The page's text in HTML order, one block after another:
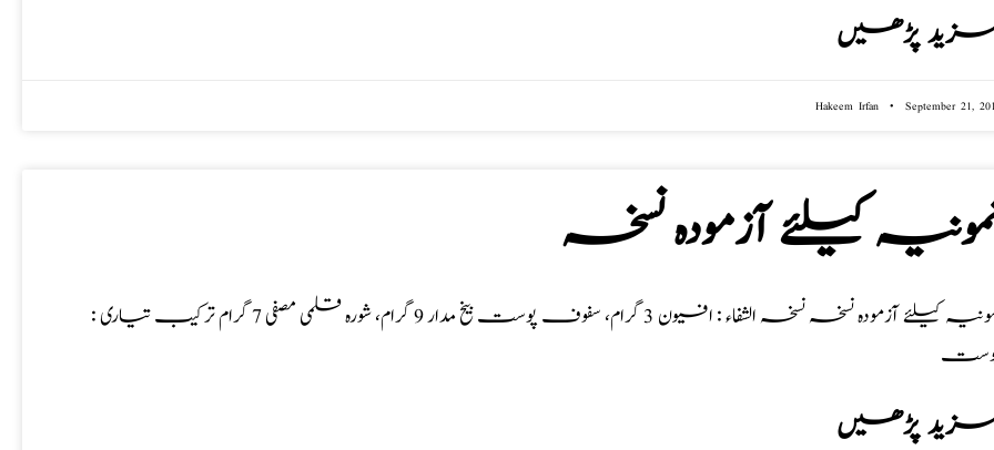
پڑھیں
Hakeem Irfan September 21,
کیلئے آزمودہ نسخہ
نمونیہ کیلئے آزمودہ نسخہ نسخہ الشفاء : افیون 3 گرام، سفوف پوست بیخ مدار 9 گرام، شورہ قلمی مصفی 7 گرام ترکیب تیاری :
پڑھیں